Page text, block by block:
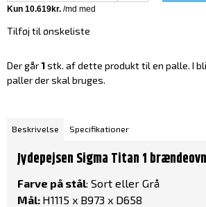
Tilføj til ønskeliste
Der går1stk. af dette produkt til en palle. I
paller der skal bruges.
Beskrivelse Specifikationer
Jydepejsen Sigma Titan 1 brændeovn
Farve på stål: Sort eller Grå
Mål: H1115 x B973 x D658